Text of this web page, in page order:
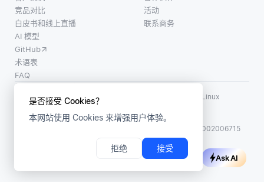
是否接受 Cookies？
本网站使用 Cookies 来增强用户体验。
拒绝 接受
竞品对比
白皮书和线上直播
AI 模型
GitHub
术语表
FAQ
活动
联系商务
使用条款
LF AI、LF AI & Data、Milvus，以及相关的开源项目名称为 Linux
Foundation 所有商标
版权所有 ©2026 上海赜睿信息科技有限公司保留所有权利
沪公网安备31011002006715
Ask AI